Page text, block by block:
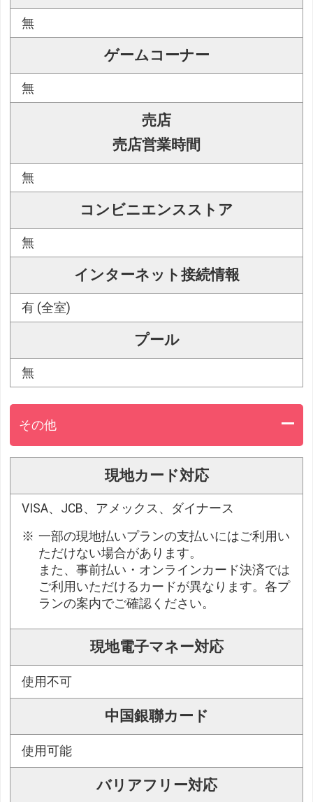
無
ゲームコーナー
無
売店
売店営業時間
無
コンビニエンスストア
無
インターネット接続情報
有 (全室)
プール
無
その他
現地カード対応
VISA、JCB、アメックス、ダイナース
一部の現地払いプランの支払いにはご利用い
ただけない場合があります。
また、事前払い・オンラインカード決済では
ご利用いただけるカードが異なります。各プ
ランの案内でご確認ください。
現地電子マネー対応
使用不可
中国銀聯カード
使用可能
バリアフリー対応